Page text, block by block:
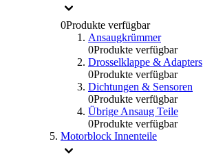
0Produkte verfügbar
Ansaugkrümmer
0Produkte verfügbar
Drosselklappe & Adapters
0Produkte verfügbar
Dichtungen & Sensoren
0Produkte verfügbar
Übrige Ansaug Teile
0Produkte verfügbar
Motorblock Innenteile